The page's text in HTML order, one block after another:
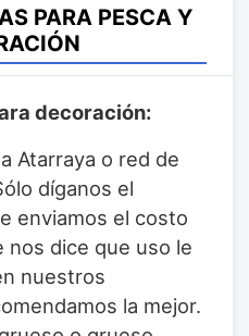
PARA PESCA Y
decoración:
Atarraya o red de
díganos el
enviamos el costo
nos dice que uso le
nuestros
la mejor.